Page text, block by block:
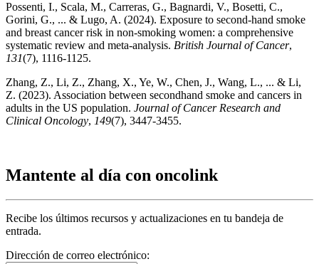
Possenti, I., Scala, M., Carreras, G., Bagnardi, V., Bosetti, C.,
Gorini, G., ... & Lugo, A. (2024). Exposure to second-hand smoke
and breast cancer risk in non-smoking women: a comprehensive
systematic review and meta-analysis. British Journal of Cancer,
131(7), 1116-1125.
Zhang, Z., Li, Z., Zhang, X., Ye, W., Chen, J., Wang, L., ... & Li,
Z. (2023). Association between secondhand smoke and cancers in
adults in the US population. Journal of Cancer Research and
Clinical Oncology, 149(7), 3447-3455.
Mantente al día con oncolink
Recibe los últimos recursos y actualizaciones en tu bandeja de
entrada.
Dirección de correo electrónico: